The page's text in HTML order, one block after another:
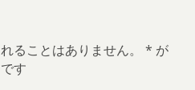
ることはありません。 * が
す